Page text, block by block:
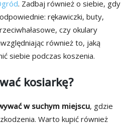
. Zadbaj również o siebie, gdy
rękawiczki, buty,
czy okulary
również to, jaką
siebie podczas koszenia.
kosiarkę?
w suchym miejscu, gdzie
Warto kupić również